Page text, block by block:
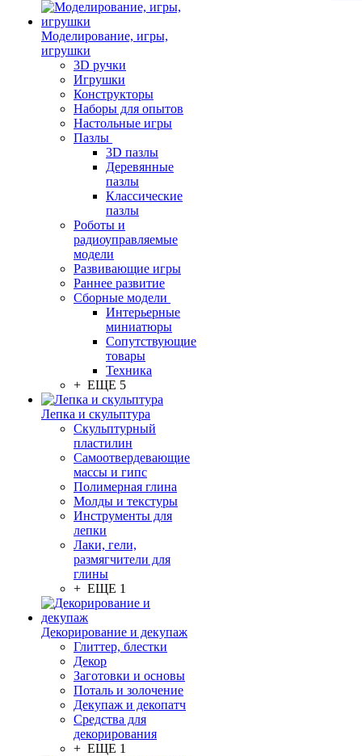
Моделирование, игры,
игрушки
3D ручки
Игрушки
Конструкторы
Наборы для опытов
Настольные игры
Пазлы
3D пазлы
Деревянные
пазлы
Классические
пазлы
Роботы и
радиоуправляемые
модели
Развивающие игры
Раннее развитие
Сборные модели
Интерьерные
миниатюры
Сопутствующие
товары
Техника
+ ЕЩЕ 5
Лепка и скульптура
Скульптурный
пластилин
Самоотвердевающие
массы и гипс
Полимерная глина
Молды и текстуры
Инструменты для
лепки
Лаки, гели,
размягчители для
глины
+ ЕЩЕ 1
Декорирование и декупаж
Глиттер, блестки
Декор
Заготовки и основы
Поталь и золочение
Декупаж и декопатч
Средства для
декорирования
+ ЕЩЕ 1